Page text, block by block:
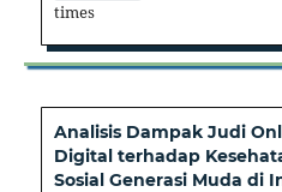
times
Analisis Dampak Judi
Digital terhadap
Sosial Generasi Muda di